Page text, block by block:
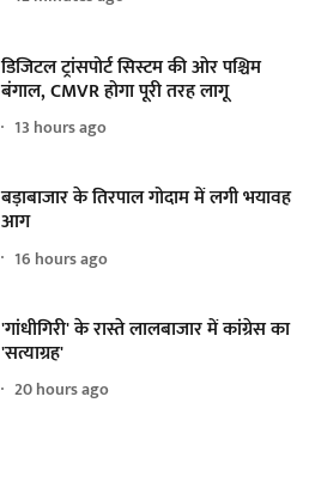
डिजिटल ट्रांसपोर्ट सिस्टम की ओर पश्चिम
बंगाल, CMVR होगा पूरी तरह लागू
13 hours ago
बड़ाबाजार के तिरपाल गोदाम में लगी भयावह
आग
16 hours ago
'गांधीगिरी' के रास्ते लालबाजार में कांग्रेस का
'सत्याग्रह'
20 hours ago